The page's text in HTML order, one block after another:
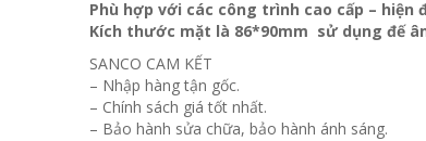
Phù hợp với các công trình cao cấp – hiện
Kích thước mặt là 86*90mm sử dụng đế
SANCO CAM KẾT
– Nhập hàng tận gốc.
– Chính sách giá tốt nhất.
– Bảo hành sửa chữa, bảo hành ánh sáng.